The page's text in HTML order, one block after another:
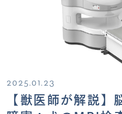
2025.01.23
【獣医師が解説】